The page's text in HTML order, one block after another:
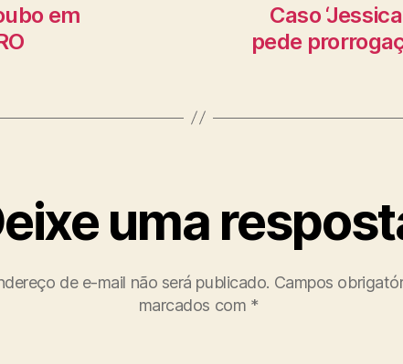
em
Caso
pede
uma
de e-mail não será publicado. Campos
marcados com *